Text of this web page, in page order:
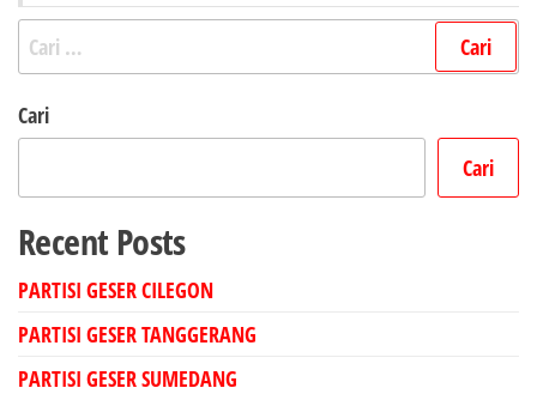
Cari
untuk:
Cari
Cari
Recent Posts
PARTISI GESER CILEGON
PARTISI GESER TANGGERANG
PARTISI GESER SUMEDANG